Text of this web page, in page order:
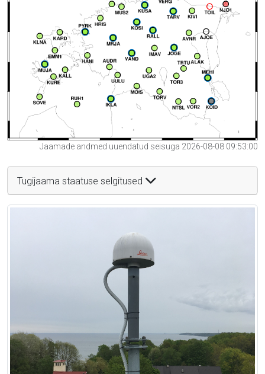
Jaamade andmed uuendatud seisuga 2026-08-08 09:53:00
Tugijaama staatuse selgitused